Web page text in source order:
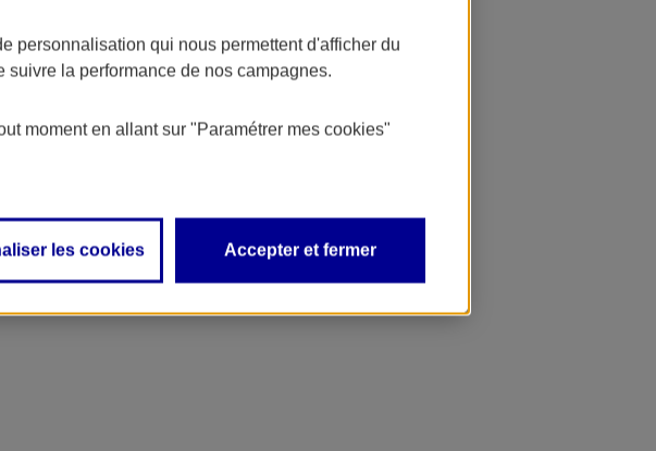
personnalisation qui nous permettent d'afficher du
la performance de nos campagnes.
moment en allant sur "Paramétrer mes cookies"
les cookies Accepter et fermer